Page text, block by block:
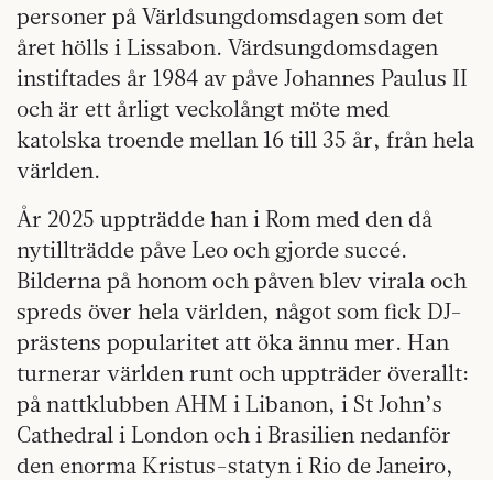
personer på Världsungdomsdagen som det
året hölls i Lissabon. Värdsungdomsdagen
instiftades år 1984 av påve Johannes Paulus II
och är ett årligt veckolångt möte med
katolska troende mellan 16 till 35 år, från hela
världen.
År 2025 uppträdde han i Rom med den då
nytillträdde påve Leo och gjorde succé.
Bilderna på honom och påven blev virala och
spreds över hela världen, något som fick DJ-
prästens popularitet att öka ännu mer. Han
turnerar världen runt och uppträder överallt:
på nattklubben AHM i Libanon, i St John’s
Cathedral i London och i Brasilien nedanför
den enorma Kristus-statyn i Rio de Janeiro,